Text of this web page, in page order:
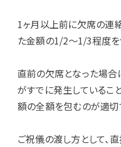
1ヶ月以上前に欠席の連
た金額の1/2〜1/3程度を
直前の欠席となった場合
がすでに発生しているこ
額の全額を包むのが適切
ご祝儀の渡し方として、